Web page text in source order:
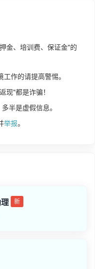
金、培训费、保证金"的
作的请提高警惕。
现"都是诈骗！
半是虚假信息。
举报。
新